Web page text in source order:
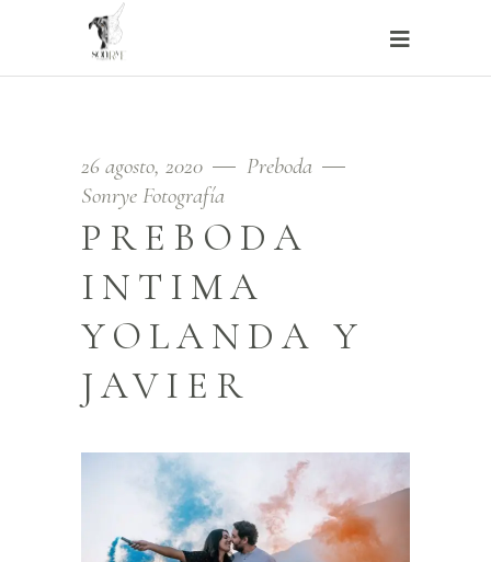
26 agosto, 2020
Preboda
Sonrye Fotografía
PREBODA
INTIMA
YOLANDA Y
JAVIER